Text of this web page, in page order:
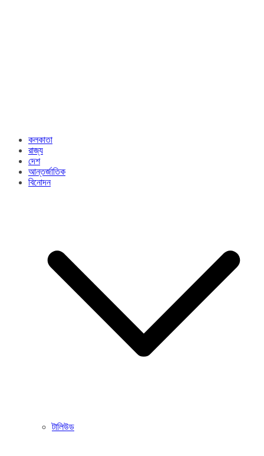
কলকাতা
রাজ্য​
দেশ
আন্তর্জাতিক
বিনোদন
টালিউড